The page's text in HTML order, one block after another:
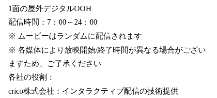
1面の屋外デジタルOOH
配信時間：7：00～24：00
※ ムービーはランダムに配信されます
※ 各媒体により放映開始/終了時間が異なる場合がござい
ますため、ご了承ください
各社の役割：
crico株式会社：インタラクティブ配信の技術提供